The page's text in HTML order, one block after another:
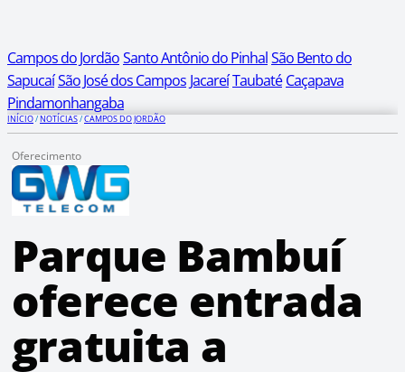
Campos do JordãoSanto Antônio do PinhalSão Bento do
SapucaíSão José dos Campos JacareíTaubaté Caçapava
Pindamonhangaba
INÍCIO/NOTÍCIAS/CAMPOS DO JORDÃO
Oferecimento
Parque Bambuí
oferece entrada
gratuita a